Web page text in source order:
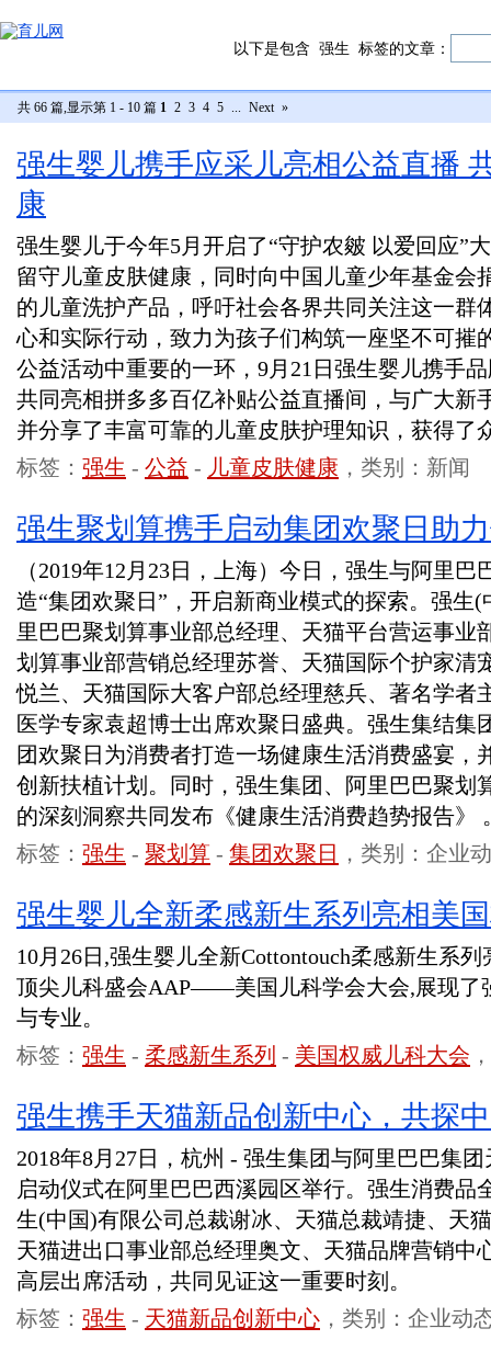
以下是包含 强生 标签的文章：
共 66 篇,显示第 1 - 10 篇 1 2 3 4 5 ... Next »
强生婴儿携手应采儿亮相公益直播
康
强生婴儿于今年5月开启了“守护农皴 以爱回应”
留守儿童皮肤健康，同时向中国儿童少年基金会
的儿童洗护产品，呼吁社会各界共同关注这一群
心和实际行动，致力为孩子们构筑一座坚不可摧
公益活动中重要的一环，9月21日强生婴儿携手
共同亮相拼多多百亿补贴公益直播间，与广大新
并分享了丰富可靠的儿童皮肤护理知识，获得了
标签： 强生 - 公益 - 儿童皮肤健康 ，类别：新闻
强生聚划算携手启动集团欢聚日助
（2019年12月23日，上海）今日，强生与阿里
造“集团欢聚日”，开启新商业模式的探索。强生
里巴巴聚划算事业部总经理、天猫平台营运事业
划算事业部营销总经理苏誉、天猫国际个护家清
悦兰、天猫国际大客户部总经理慈兵、著名学者
医学专家袁超博士出席欢聚日盛典。强生集结集
团欢聚日为消费者打造一场健康生活消费盛宴，
创新扶植计划。同时，强生集团、阿里巴巴聚划
的深刻洞察共同发布《健康生活消费趋势报告》
标签： 强生 - 聚划算 - 集团欢聚日 ，类别：企业
强生婴儿全新柔感新生系列亮相美
10月26日,强生婴儿全新Cottontouch柔感新生系
顶尖儿科盛会AAP——美国儿科学会大会,展现了
与专业。
标签： 强生 - 柔感新生系列 - 美国权威儿科大会
强生携手天猫新品创新中心，共探
2018年8月27日，杭州 - 强生集团与阿里巴巴集
启动仪式在阿里巴巴西溪园区举行。强生消费品
生(中国)有限公司总裁谢冰、天猫总裁靖捷、天
天猫进出口事业部总经理奥文、天猫品牌营销中
高层出席活动，共同见证这一重要时刻。
标签： 强生 - 天猫新品创新中心 ，类别：企业动